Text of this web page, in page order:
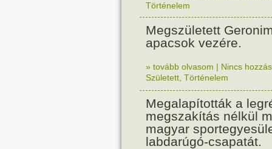
Történelem
Megszületett
apacsok vezére.
» tovább olvasom | Nincs
Született Történelem
Megalapították a
megszakítás nélkül
magyar
labdarúgó-csapatát.